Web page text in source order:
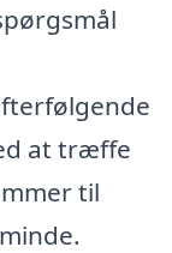
at træffe
til